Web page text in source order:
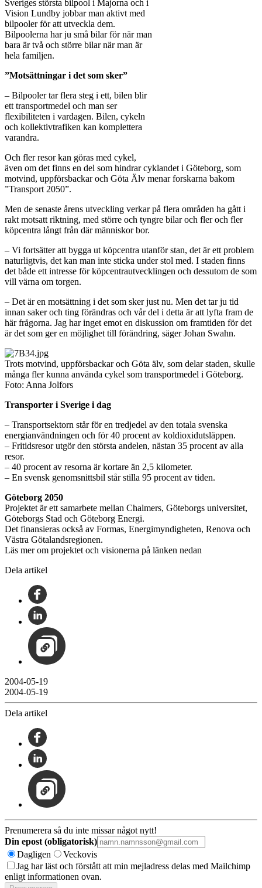
Sveriges största bilpool i Majorna och i
Vision Lundby jobbar man aktivt med
bilpooler för att utveckla dem.
Bilpoolerna har ju små bilar för när man
bara är två och större bilar när man är
hela familjen.
”Motsättningar i det som sker”
– Bilpooler tar flera steg i ett, bilen blir
ett transportmedel och man ser
flexibiliteten i vardagen. Bilen, cykeln
och kollektivtrafiken kan komplettera
varandra.
Och fler resor kan göras med cykel,
även om det finns en del som hindrar cyklandet i Göteborg, som
motvind, uppförsbackar och Göta Älv menar forskarna bakom
”Transport 2050”.
Men de senaste årens utveckling verkar på flera områden ha gått i
rakt motsatt riktning, med större och tyngre bilar och fler och fler
köpcentra långt från där människor bor.
– Vi fortsätter att bygga ut köpcentra utanför stan, det är ett problem
naturligtvis, det kan man inte sticka under stol med. I staden finns
det både ett intresse för köpcentrautvecklingen och dessutom de som
vill värna om torgen.
– Det är en motsättning i det som sker just nu. Men det tar ju tid
innan saker och ting förändras och vår del i detta är att lyfta fram de
här frågorna. Jag har inget emot en diskussion om framtiden för det
är det som ger en möjlighet till förändring, säger Johan Swahn.
Trots motvind, uppförsbackar och Göta älv, som delar staden, skulle
många fler kunna använda cykel som transportmedel i Göteborg.
Foto: Anna Jolfors
Transporter i Sverige i dag
– Transportsektorn står för en tredjedel av den totala svenska
energianvändningen och för 40 procent av koldioxidutsläppen.
– Fritidsresor utgör den största andelen, nästan 35 procent av alla
resor.
– 40 procent av resorna är kortare än 2,5 kilometer.
– En svensk genomsnittsbil står stilla 95 procent av tiden.
Göteborg 2050
Projektet är ett samarbete mellan Chalmers, Göteborgs universitet,
Göteborgs Stad och Göteborg Energi.
Det finansieras också av Formas, Energimyndigheten, Renova och
Västra Götalandsregionen.
Läs mer om projektet och visionerna på länken nedan
Dela artikel
2004-05-19
2004-05-19
Dela artikel
Prenumerera så du inte missar något nytt!
Din epost (obligatorisk)
Dagligen
Veckovis
Jag har läst och förstått att min mejladress delas med Mailchimp
enligt informationen ovan.